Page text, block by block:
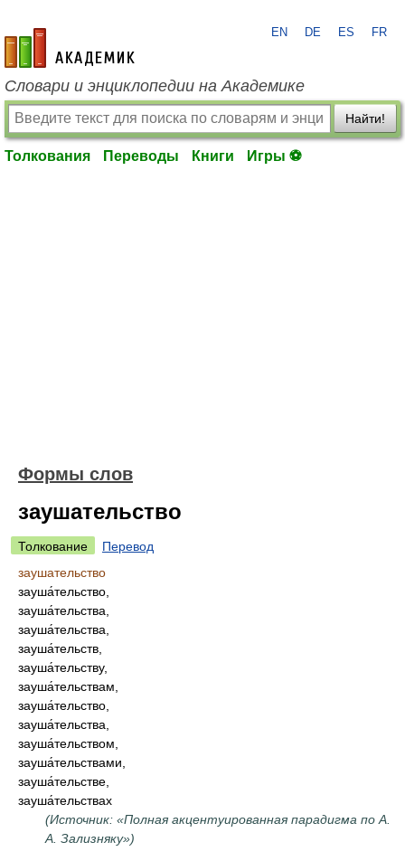
academic.ru
EN DE ES FR
Словари и энциклопедии на Академике
Найти!
Толкования Переводы Книги Игры ⚽
Формы слов
заушательство
Толкование
Перевод
заушательство
зауша́тельство,
зауша́тельства,
зауша́тельства,
зауша́тельств,
зауша́тельству,
зауша́тельствам,
зауша́тельство,
зауша́тельства,
зауша́тельством,
зауша́тельствами,
зауша́тельстве,
зауша́тельствах
(Источник: «Полная акцентуированная парадигма по А.
А. Зализняку»)